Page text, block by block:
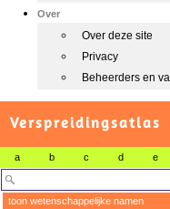
Over
Over deze site
Privacy
Beheerders en
Verspreidingsatlas
a b c d e
toon wetenschappelijke namen